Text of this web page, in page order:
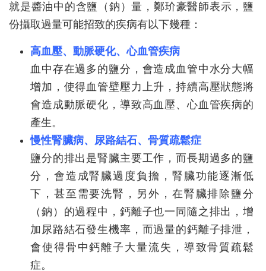
就是醬油中的含鹽（鈉）量，鄭玠豪醫師表示，鹽
份攝取過量可能招致的疾病有以下幾種：
高血壓、動脈硬化、心血管疾病
血中存在過多的鹽分，會造成血管中水分大幅
增加，使得血管壁壓力上升，持續高壓狀態將
會造成動脈硬化，導致高血壓、心血管疾病的
產生。
慢性腎臟病、尿路結石、骨質疏鬆症
鹽分的排出是腎臟主要工作，而長期過多的鹽
分，會造成腎臟過度負擔，腎臟功能逐漸低
下，甚至需要洗腎，另外，在腎臟排除鹽分
（鈉）的過程中，鈣離子也一同隨之排出，增
加尿路結石發生機率，而過量的鈣離子排泄，
會使得骨中鈣離子大量流失，導致骨質疏鬆
症。